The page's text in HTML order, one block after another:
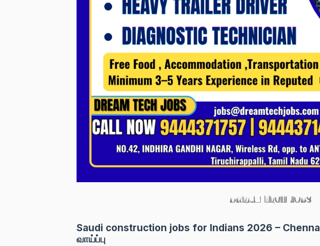
DREAM TECH JOBS
Saudi construction jobs for Indians 2026 –
வாய்ப்பு